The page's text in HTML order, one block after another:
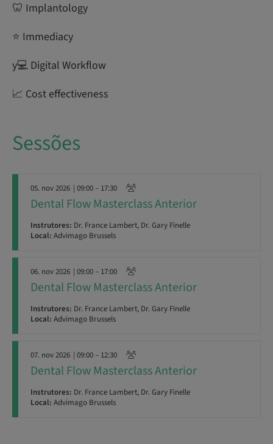
🦷 Implantology
⭐ Immediacy
y‍💻 Digital Workflow
📈 Cost effectiveness
Sessões
05. nov 2026 | 09:00 – 17:30
Dental Flow Masterclass Anterior
Instrutores: Dr. France Lambert, Dr. Gary Finelle
Local: Advimago Brussels
06. nov 2026 | 09:00 – 17:00
Dental Flow Masterclass Anterior
Instrutores: Dr. France Lambert, Dr. Gary Finelle
Local: Advimago Brussels
07. nov 2026 | 09:00 – 12:30
Dental Flow Masterclass Anterior
Instrutores: Dr. France Lambert, Dr. Gary Finelle
Local: Advimago Brussels